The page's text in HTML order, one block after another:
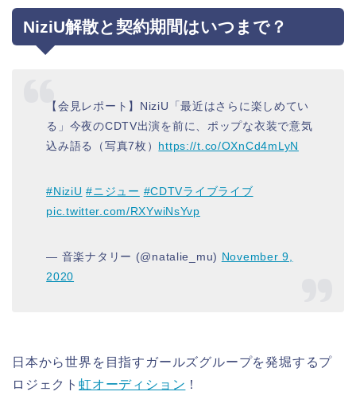
NiziU解散と契約期間はいつまで？
【会見レポート】NiziU「最近はさらに楽しめてい
る」今夜のCDTV出演を前に、ポップな衣装で意気
込み語る（写真7枚） https://t.co/OXnCd4mLyN
#NiziU #ニジュー #CDTVライブライブ
pic.twitter.com/RXYwiNsYvp
— 音楽ナタリー (@natalie_mu) November 9,
2020
日本から世界を目指すガールズグループを発堀するプ
ロジェクト 虹オーディション ！